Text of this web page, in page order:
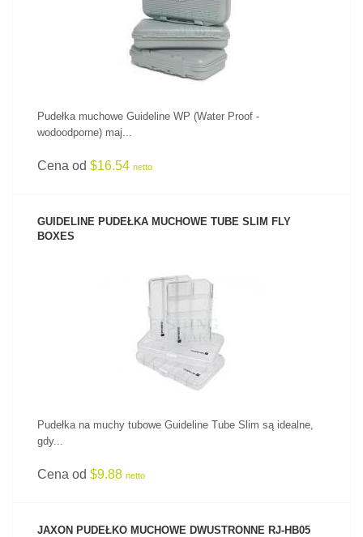
Pudełka muchowe Guideline WP (Water Proof -
wodoodporne) maj...
Cena od $16.54 netto
GUIDELINE PUDEŁKA MUCHOWE TUBE SLIM FLY
BOXES
ZOBACZ PRODUKT
Pudełka na muchy tubowe Guideline Tube Slim są idealne,
gdy...
Cena od $9.88 netto
JAXON PUDEŁKO MUCHOWE DWUSTRONNE RJ-HB05